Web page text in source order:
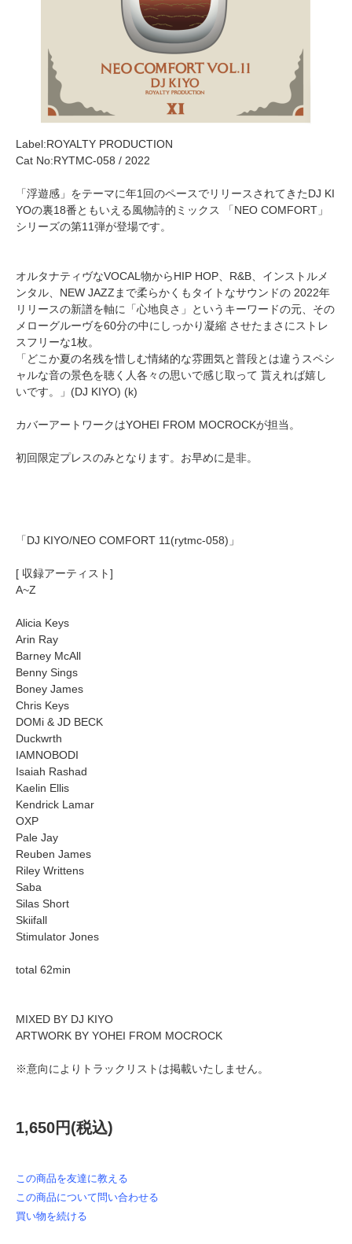
Label:ROYALTY PRODUCTION
Cat No:RYTMC-058 / 2022
「浮遊感」をテーマに年1回のペースでリリースされてきたDJ KI
YOの裏18番ともいえる風物詩的ミックス 「NEO COMFORT」
シリーズの第11弾が登場です。
オルタナティヴなVOCAL物からHIP HOP、R&B、インストルメ
ンタル、NEW JAZZまで柔らかくもタイトなサウンドの 2022年
リリースの新譜を軸に「心地良さ」というキーワードの元、その
メローグルーヴを60分の中にしっかり凝縮 させたまさにストレ
スフリーな1枚。
「どこか夏の名残を惜しむ情緒的な雰囲気と普段とは違うスペシ
ャルな音の景色を聴く人各々の思いで感じ取って 貰えれば嬉し
いです。」(DJ KIYO) (k)
カバーアートワークはYOHEI FROM MOCROCKが担当。
初回限定プレスのみとなります。お早めに是非。
「DJ KIYO/NEO COMFORT 11(rytmc-058)」
[ 収録アーティスト]
A~Z
Alicia Keys
Arin Ray
Barney McAll
Benny Sings
Boney James
Chris Keys
DOMi & JD BECK
Duckwrth
IAMNOBODI
Isaiah Rashad
Kaelin Ellis
Kendrick Lamar
OXP
Pale Jay
Reuben James
Riley Writtens
Saba
Silas Short
Skiifall
Stimulator Jones
total 62min
MIXED BY DJ KIYO
ARTWORK BY YOHEI FROM MOCROCK
※意向によりトラックリストは掲載いたしません。
1,650円(税込)
この商品を友達に教える
この商品について問い合わせる
買い物を続ける